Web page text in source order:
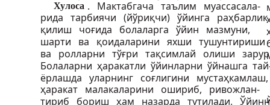
Хулоса . Мактабгача таълим муассасала-
рида тарбиячи (йўриқчи) ўйинга
қилиш чоғида болаларга ўйин мазмуни,
шарти ва қоидаларини яхши тушунтириши
ва ролларни тўғри тақсимлай олиши
Болаларни ҳаракатли ўйинларни ўйнашга
ёрлашда уларнинг соғлигини
ҳаракат малакаларини ошириб, ривожлан-
тириб бориш ҳам назарда тутилади.